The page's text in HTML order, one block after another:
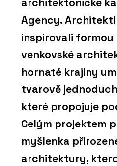
architektonické
Agency. Architekti
inspirovali
venkovské
hornaté krajiny
tvarově
které propojuje
Celým projektem
myšlenka
architektury,